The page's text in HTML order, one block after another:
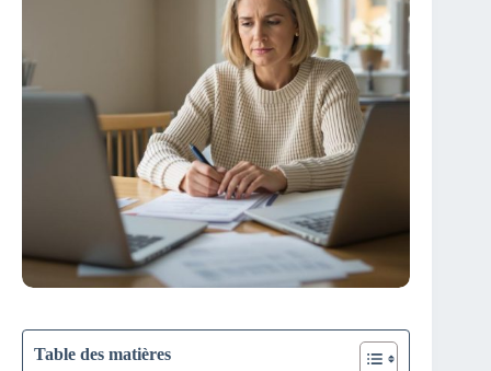
Table des matières